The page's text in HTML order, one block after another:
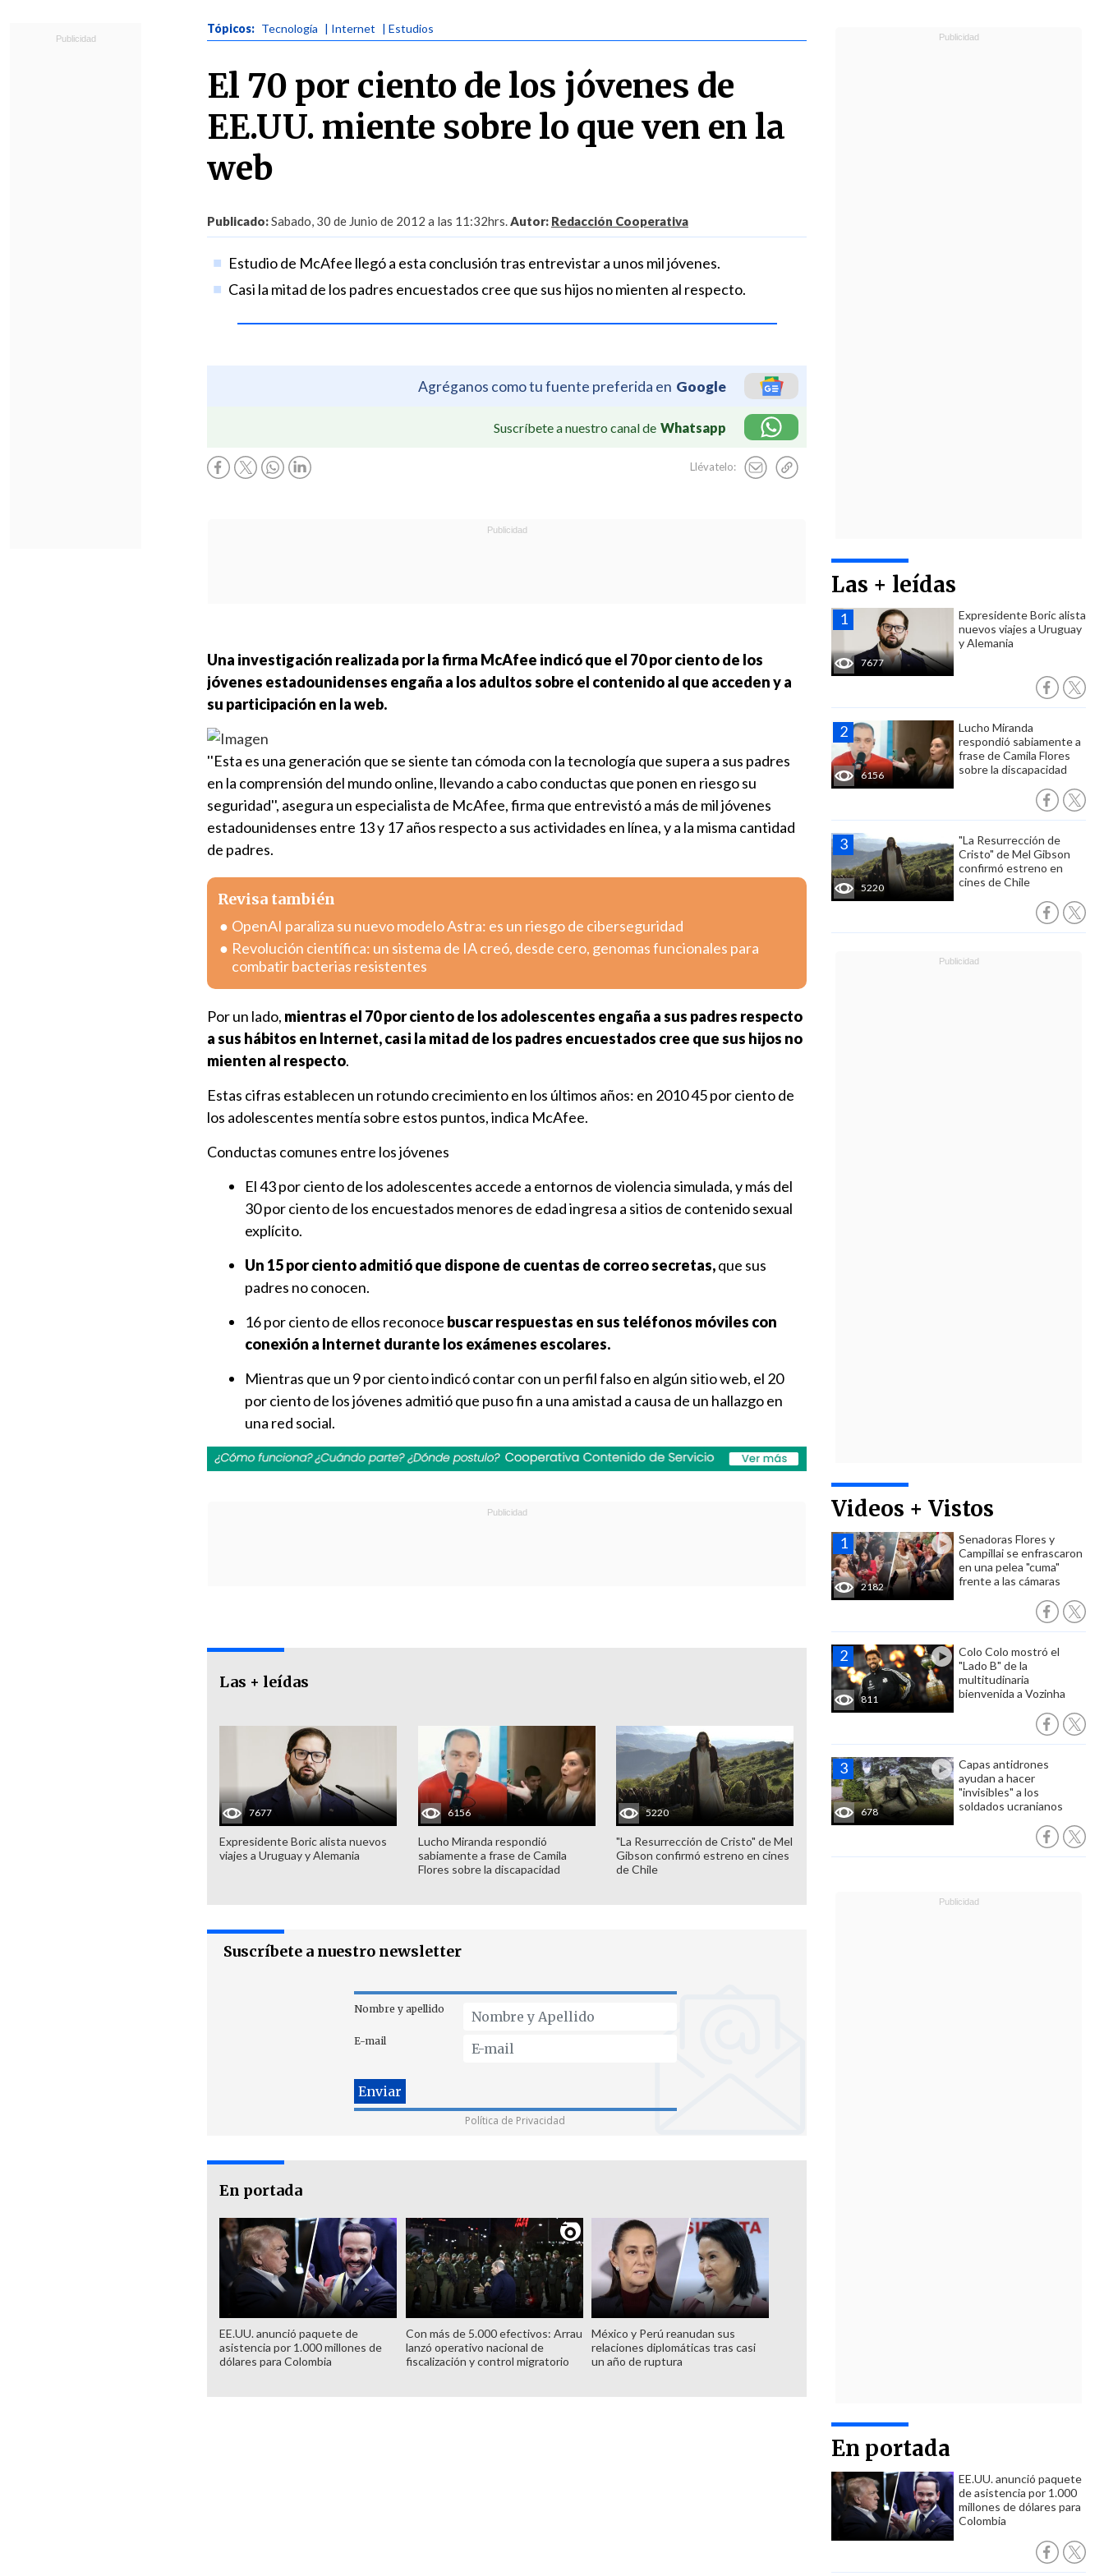
Tópicos: Tecnología | Internet | Estudios
El 70 por ciento de los jóvenes de
EE.UU. miente sobre lo que ven en la
web
Publicado:Sabado, 30 de Junio de 2012 a las 11:32hrs.Autor: Redacción Cooperativa
Estudio de McAfee llegó a esta conclusión tras entrevistar a unos mil jóvenes.
Casi la mitad de los padres encuestados cree que sus hijos no mienten al respecto.
Agréganos como tu fuente preferida en Google
Suscríbete a nuestro canal de Whatsapp
Llévatelo:
Las + leídas
7677
Expresidente Boric alista
nuevos viajes a Uruguay
y Alemania
6156
Lucho Miranda
respondió sabiamente a
frase de Camila Flores
sobre la discapacidad
5220
"La Resurrección de
Cristo" de Mel Gibson
confirmó estreno en
cines de Chile
Videos + Vistos
2182
Senadoras Flores y
Campillai se enfrascaron
en una pelea "cuma"
frente a las cámaras
811
Colo Colo mostró el
"Lado B" de la
multitudinaria
bienvenida a Vozinha
678
Capas antidrones
ayudan a hacer
"invisibles" a los
soldados ucranianos
En portada
EE.UU. anunció paquete
de asistencia por 1.000
millones de dólares para
Colombia
Una investigación realizada por la firma McAfee indicó que el 70 por ciento de los
jóvenes estadounidenses engaña a los adultos sobre el contenido al que acceden y a
su participación en la web.
''Esta es una generación que se siente tan cómoda con la tecnología que supera a sus padres
en la comprensión del mundo online, llevando a cabo conductas que ponen en riesgo su
seguridad'', asegura un especialista de McAfee, firma que entrevistó a más de mil jóvenes
estadounidenses entre 13 y 17 años respecto a sus actividades en línea, y a la misma cantidad
de padres.
Revisa también
OpenAI paraliza su nuevo modelo Astra: es un riesgo de ciberseguridad
Revolución científica: un sistema de IA creó, desde cero, genomas funcionales para
combatir bacterias resistentes
Por un lado, mientras el 70 por ciento de los adolescentes engaña a sus padres respecto
a sus hábitos en Internet, casi la mitad de los padres encuestados cree que sus hijos no
mienten al respecto.
Estas cifras establecen un rotundo crecimiento en los últimos años: en 2010 45 por ciento de
los adolescentes mentía sobre estos puntos, indica McAfee.
Conductas comunes entre los jóvenes
El 43 por ciento de los adolescentes accede a entornos de violencia simulada, y más del
30 por ciento de los encuestados menores de edad ingresa a sitios de contenido sexual
explícito.
Un 15 por ciento admitió que dispone de cuentas de correo secretas,que sus
padres no conocen.
16 por ciento de ellos reconoce buscar respuestas en sus teléfonos móviles con
conexión a Internet durante los exámenes escolares.
Mientras que un 9 por ciento indicó contar con un perfil falso en algún sitio web, el 20
por ciento de los jóvenes admitió que puso fin a una amistad a causa de un hallazgo en
una red social.
Las + leídas
7677
Expresidente Boric alista nuevos
viajes a Uruguay y Alemania
6156
Lucho Miranda respondió
sabiamente a frase de Camila
Flores sobre la discapacidad
5220
"La Resurrección de Cristo" de Mel
Gibson confirmó estreno en cines
de Chile
Suscríbete a nuestro newsletter
Nombre y apellido
E-mail
Política de Privacidad
En portada
EE.UU. anunció paquete de
asistencia por 1.000 millones de
dólares para Colombia
Con más de 5.000 efectivos: Arrau
lanzó operativo nacional de
fiscalización y control migratorio
México y Perú reanudan sus
relaciones diplomáticas tras casi
un año de ruptura